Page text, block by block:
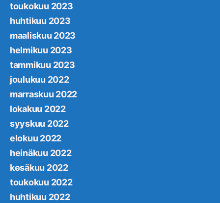
toukokuu 2023
huhtikuu 2023
maaliskuu 2023
helmikuu 2023
tammikuu 2023
joulukuu 2022
marraskuu 2022
lokakuu 2022
syyskuu 2022
elokuu 2022
heinäkuu 2022
kesäkuu 2022
toukokuu 2022
huhtikuu 2022